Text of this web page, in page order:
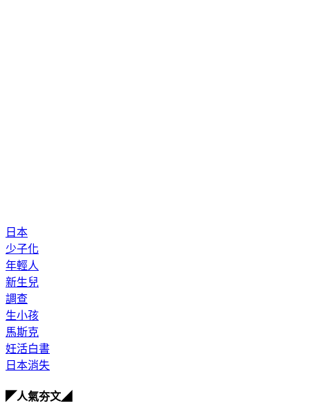
日本
少子化
年輕人
新生兒
調查
生小孩
馬斯克
妊活白書
日本消失
◤人氣夯文◢